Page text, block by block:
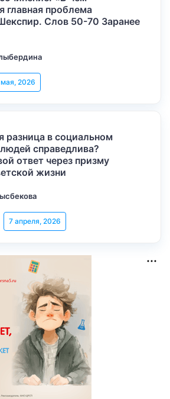
главная проблема
Слов 50-70 Заранее
2026
разница в социальном
справедлива?
ответ через призму
жизни
7 апреля, 2026